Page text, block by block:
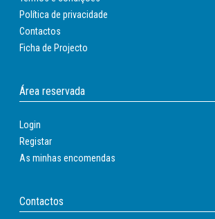
Política de privacidade
Contactos
Ficha de Projecto
Área reservada
Login
Registar
As minhas encomendas
Contactos